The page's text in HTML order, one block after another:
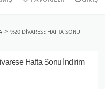
> %20 DIVARESE HAFTA SONU
Hafta Sonu İndirim